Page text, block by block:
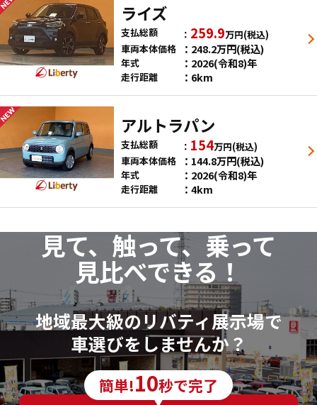
ライズ
支払総額 259.9万円(税込)
車両本体価格
248.2万円(税込)
年式 2026(令和8)年
走行距離 6km
アルトラパン
支払総額 154万円(税込)
車両本体価格
144.8万円(税込)
年式 2026(令和8)年
走行距離 4km
見て、触って、乗って
見比べできる！
地域最大級のリバティ展示場で
車選びをしませんか？
簡単!10秒で完了